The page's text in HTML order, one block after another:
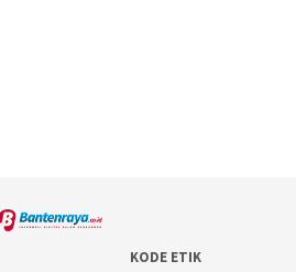
KODE ETIK